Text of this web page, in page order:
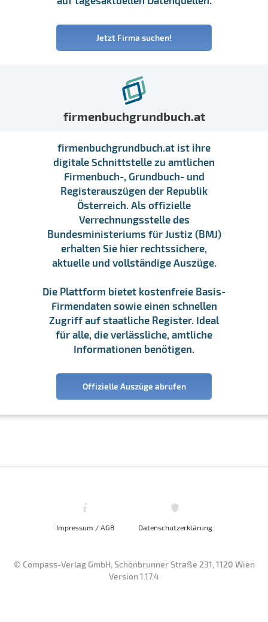
Jetzt Firma suchen!
firmenbuchgrundbuch.at
firmenbuchgrundbuch.at ist ihre
digitale Schnittstelle zu amtlichen
Firmenbuch-, Grundbuch- und
Registerauszügen der Republik
Österreich. Als offizielle
Verrechnungsstelle des
Bundesministeriums für Justiz (BMJ)
erhalten Sie hier rechtssichere,
aktuelle und vollständige Auszüge.
Die Plattform bietet kostenfreie Basis-
Firmendaten sowie einen schnellen
Zugriff auf staatliche Register. Ideal
für alle, die verlässliche, amtliche
Informationen benötigen.
Offizielle Auszüge abrufen
Impressum / AGB Datenschutzerklärung
© Compass-Verlag GmbH, Schönbrunner Straße 231, 1120 Wien
Version 1.17.4